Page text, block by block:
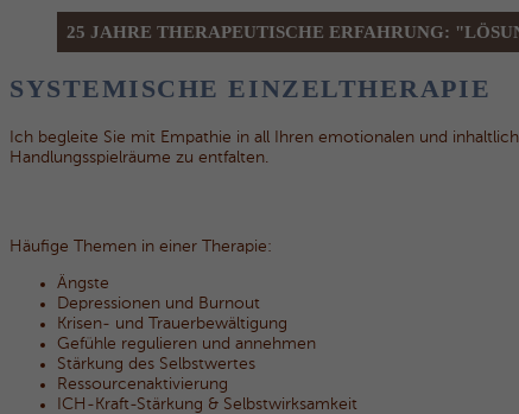
25 JAHRE THERAPEUTISCHE ERFAHRUNG:
SYSTEMISCHE EINZELTHERAPIE
Ich begleite Sie mit Empathie in all Ihren emotionalen und
Handlungsspielräume zu entfalten.
Häufige Themen in einer Therapie:
Ängste
Depressionen und Burnout
Krisen- und Trauerbewältigung
Gefühle regulieren und annehmen
Stärkung des Selbstwertes
Ressourcenaktivierung
ICH-Kraft-Stärkung & Selbstwirksamkeit